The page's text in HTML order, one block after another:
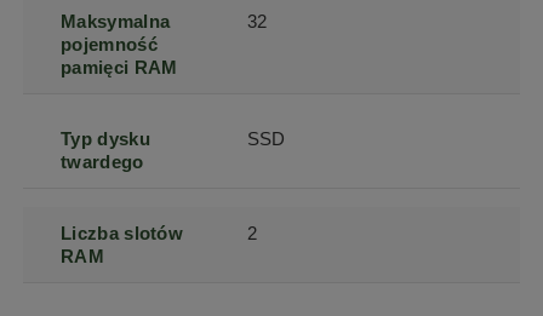
Maksymalna
pojemność
pamięci RAM
32
Typ dysku
twardego
SSD
Liczba slotów
RAM
2